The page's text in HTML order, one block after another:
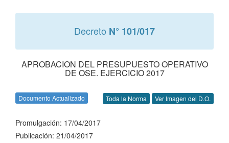
Decreto N° 101/017
APROBACION DEL PRESUPUESTO OPERATIVO
DE OSE. EJERCICIO 2017
Documento Actualizado Toda la Norma Ver Imagen del D.O.
Promulgación: 17/04/2017
Publicación: 21/04/2017